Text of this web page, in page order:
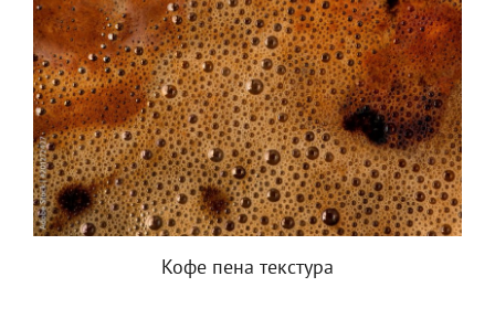
Кофе пена текстура